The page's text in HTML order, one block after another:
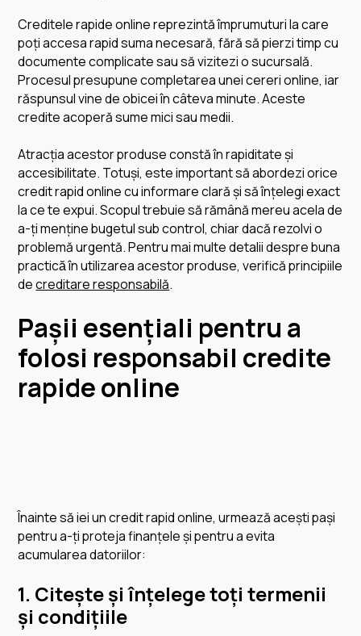
Creditele rapide online reprezintă împrumuturi la care
poți accesa rapid suma necesară, fără să pierzi timp cu
documente complicate sau să vizitezi o sucursală.
Procesul presupune completarea unei cereri online, iar
răspunsul vine de obicei în câteva minute. Aceste
credite acoperă sume mici sau medii.
Atracția acestor produse constă în rapiditate și
accesibilitate. Totuși, este important să abordezi orice
credit rapid online cu informare clară și să înțelegi exact
la ce te expui. Scopul trebuie să rămână mereu acela de
a-ți menține bugetul sub control, chiar dacă rezolvi o
problemă urgentă. Pentru mai multe detalii despre buna
practicӑ în utilizarea acestor produse, verifică principiile
decreditare responsabilă.
Pașii esențiali pentru a
folosi responsabil credite
rapide online
Înainte să iei un credit rapid online, urmează acești pași
pentru a-ți proteja finanțele și pentru a evita
acumularea datoriilor:
1. Citește și înțelege toți termenii
și condițiile